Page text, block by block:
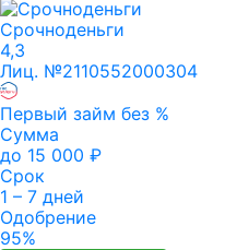
Срочноденьги
4,3
Лиц. №2110552000304
Первый займ без %
Сумма
до 15 000 ₽
Срок
1 – 7 дней
Одобрение
95%